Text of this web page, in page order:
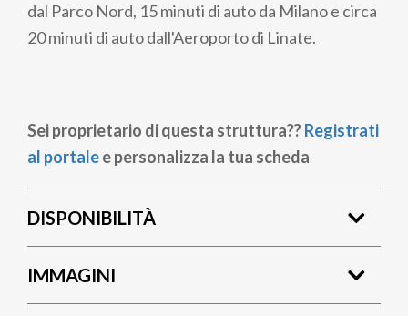
dal Parco Nord, 15 minuti di auto da Milano e circa
20 minuti di auto dall'Aeroporto di Linate.
Sei proprietario di questa struttura??Registrati
al portalee personalizza la tua scheda
DISPONIBILITÀ
IMMAGINI